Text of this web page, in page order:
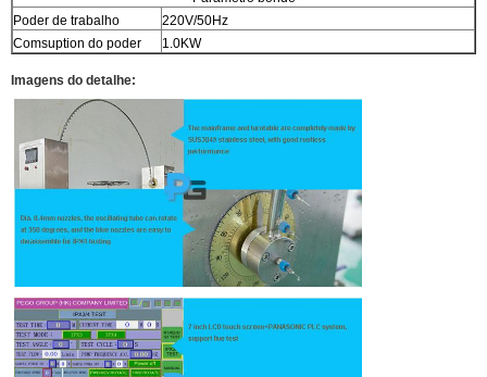
Poder de trabalho
220V/50Hz
Comsuption do poder
1.0KW
Imagens do detalhe: